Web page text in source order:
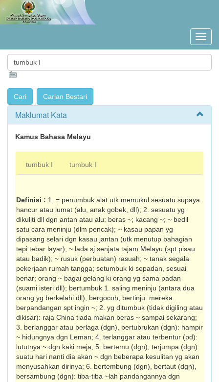
Maklumat Kata
Kamus Bahasa Melayu
tumbuk I tumbuk I
Definisi : 1. = penumbuk alat utk memukul sesuatu supaya
hancur atau lumat (alu, anak gobek, dll); 2. sesuatu yg
dikuliti dll dgn antan atau alu: beras ~; kacang ~; ~ bedil
satu cara meninju (dlm pencak); ~ kasau papan yg
dipasang selari dgn kasau jantan (utk menutup bahagian
tepi tebar layar); ~ lada sj senjata tajam Melayu (spt pisau
atau badik); ~ rusuk (perbuatan) rasuah; ~ tanak segala
pekerjaan rumah tangga; setumbuk ki sepadan, sesuai
benar; orang ~ bagai gelang ki orang yg sama padan
(suami isteri dll); bertumbuk 1. saling meninju (antara dua
orang yg berkelahi dll), bergocoh, bertinju: mereka
berpandangan spt ingin ~; 2. yg ditumbuk (tidak digiling atau
dikisar): raja China tiada makan beras ~ sampai seka­rang;
3. berlanggar atau berlaga (dgn), bertub­ruk­an (dgn): hampir
~ hidungnya dgn Leman; 4. terlanggar atau terbentur (pd):
lututnya ~ dgn kaki meja; 5. bertemu (dgn), terjumpa (dgn):
suatu hari nanti dia akan ~ dgn beberapa kesulitan yg akan
menyusah­kan dirinya; 6. bertembung (dgn), bertaut (dgn),
bersambung (dgn): tiba-tiba ~lah pan­dangannya dgn